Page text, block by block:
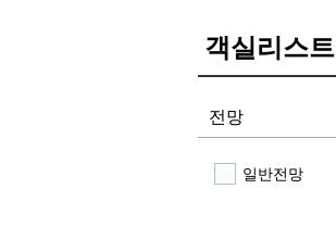
객실리스트
전망
일반전망